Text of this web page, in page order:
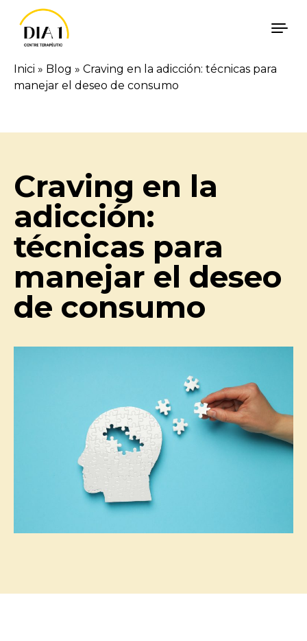
Vés al contingut
Inici » Blog » Craving en la adicción: técnicas para
manejar el deseo de consumo
Craving en la
adicción:
técnicas para
manejar el deseo
de consumo
Català